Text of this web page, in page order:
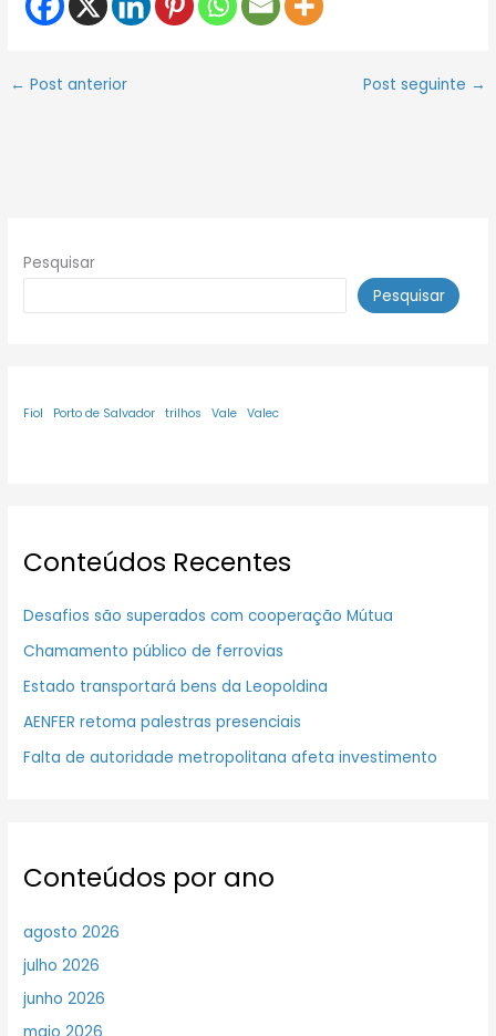
← Post anterior Post seguinte →
Pesquisar
Pesquisar
Fiol Porto de Salvador trilhos Vale Valec
Conteúdos Recentes
Desafios são superados com cooperação Mútua
Chamamento público de ferrovias
Estado transportará bens da Leopoldina
AENFER retoma palestras presenciais
Falta de autoridade metropolitana afeta investimento
Conteúdos por ano
agosto 2026
julho 2026
junho 2026